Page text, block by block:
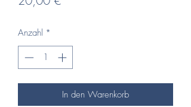
Anzahl *
In den Warenkorb